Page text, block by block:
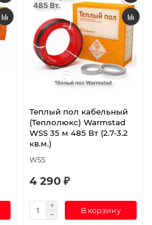
Теплый пол кабельный
(Теплолюкс) Warmstad
WSS 35 м 485 Вт (2.7-3.2
кв.м.)
WSS
4 290 ₽
В корзину